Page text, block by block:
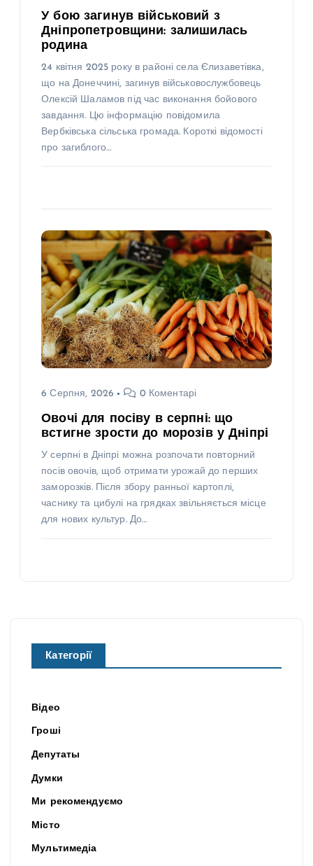
У бою загинув військовий з
Дніпропетровщини: залишилась
родина
24 квітня 2025 року в районі села Єлизаветівка,
що на Донеччині, загинув військовослужбовець
Олексій Шаламов під час виконання бойового
завдання. Цю інформацію повідомила
Вербківська сільська громада. Короткі відомості
про загиблого…
6 Серпня, 2026 0 Коментарі
Овочі для посіву в серпні: що
встигне зрости до морозів у Дніпрі
У серпні в Дніпрі можна розпочати повторний
посів овочів, щоб отримати урожай до перших
заморозків. Після збору ранньої картоплі,
часнику та цибулі на грядках звільняється місце
для нових культур. До…
Категорії
Відео
Гроші
Депутаты
Думки
Ми рекомендуємо
Місто
Мультимедіа